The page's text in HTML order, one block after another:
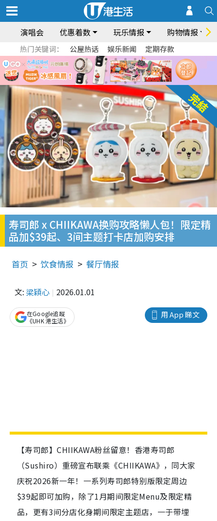
演唱会 优惠着数 玩乐情报 购物情报
热门关键词： 公屋热话 娱乐新闻 定期存款
寿司郎 x CHIIKAWA换购攻略懒人包！限定精
品加$39起、3间主题打卡店加购安排
首页 饮食情报 餐厅情报
文: 梁穎心 2026.01.01
用 App 睇文
在Google追蹤
《UHK 港生活》
【寿司郎】CHIIKAWA粉丝留意！香港寿司郎
（Sushiro）重磅宣布联乘《CHIIKAWA》，同大家
庆祝2026新一年！一系列寿司郎特别版限定周边
$39起即可加购，除了1月期间限定Menu及限定精
品，更有3间分店化身期间限定主题店，一于带埋